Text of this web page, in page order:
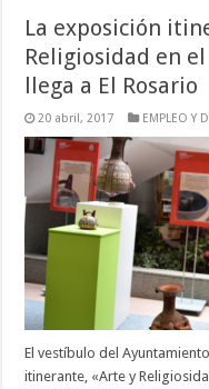
La exposición
Religiosidad en
llega a El Rosario
20 abril, 2017 EMPLEO Y
El vestíbulo del
itinerante, «Arte y